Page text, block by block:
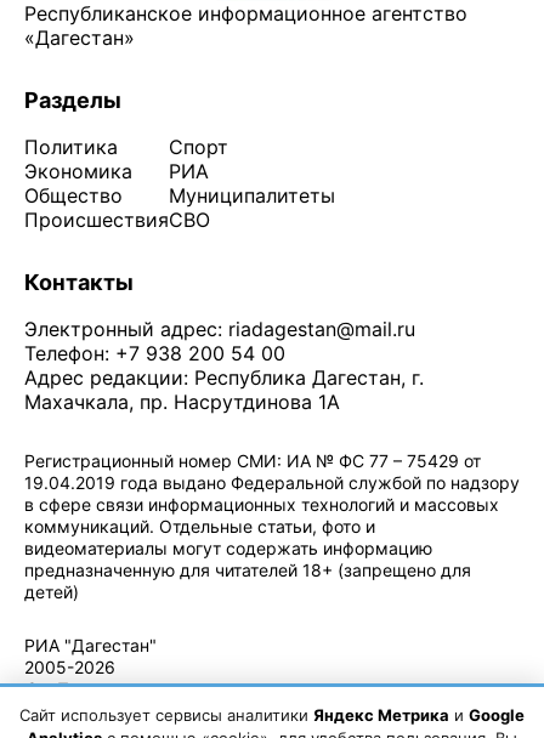
Республиканское информационное агентство
«Дагестан»
Разделы
Политика
Экономика
Общество
Происшествия
Спорт
РИА
Муниципалитеты
СВО
Контакты
Электронный адрес: riadagestan@mail.ru
Телефон: +7 938 200 54 00
Адрес редакции: Республика Дагестан, г.
Махачкала, пр. Насрутдинова 1А
Регистрационный номер СМИ: ИА № ФС 77 – 75429 от
19.04.2019 года выдано Федеральной службой по надзору
в сфере связи информационных технологий и массовых
коммуникаций. Отдельные статьи, фото и
видеоматериалы могут содержать информацию
предназначенную для читателей 18+ (запрещено для
детей)
РИА "Дагестан"
2005-2026
© - Правила
использования
материалов.
Сайт использует сервисы аналитики Яндекс Метрика и Google